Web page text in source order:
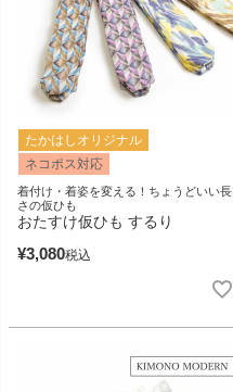
たかはしオリジナル
ネコポス対応
着付け・着姿を変える！ちょうどいい長
さの仮ひも
おたすけ仮ひも するり
¥3,080税込